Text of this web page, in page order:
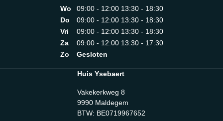
cmBreedte 2,6 cmHoogte 2 cm
Wo
09:00 - 12:00 13:30 - 18:30
Do
09:00 - 12:00 13:30 - 18:30
Vri
09:00 - 12:00 13:30 - 18:30
Za
09:00 - 12:00 13:30 - 17:30
Zo
Gesloten
Huis Ysebaert
Vakekerkweg 8
9990 Maldegem
BTW: BE0719967652